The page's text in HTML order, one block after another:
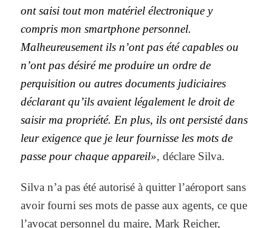
ont saisi tout mon matériel électronique y
compris mon smartphone personnel.
Malheureusement ils n’ont pas été capables ou
n’ont pas désiré me produire un ordre de
perquisition ou autres documents judiciaires
déclarant qu’ils avaient légalement le droit de
saisir ma propriété. En plus, ils ont persisté dans
leur exigence que je leur fournisse les mots de
passe pour chaque appareil», déclare Silva.
Silva n’a pas été autorisé à quitter l’aéroport sans
avoir fourni ses mots de passe aux agents, ce que
l’avocat personnel du maire, Mark Reicher,